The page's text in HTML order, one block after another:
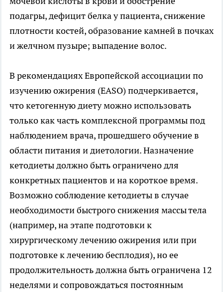
подагры, дефицит белка у пациента, снижение
плотности костей, образование камней в почках
и желчном пузыре; выпадение волос.
В рекомендациях Европейской ассоциации по
изучению ожирения (EASO) подчеркивается,
что кетогенную диету можно использовать
только как часть комплексной программы под
наблюдением врача, прошедшего обучение в
области питания и диетологии. Назначение
кетодиеты должно быть ограничено для
конкретных пациентов и на короткое время.
Возможно соблюдение кетодиеты в случае
необходимости быстрого снижения массы тела
(например, на этапе подготовки к
хирургическому лечению ожирения или при
подготовке к лечению бесплодия), но ее
продолжительность должна быть ограничена 12
неделями и сопровождаться постоянным